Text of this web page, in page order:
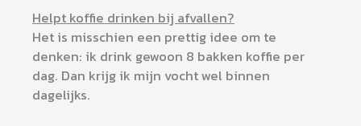
Helpt koffie drinken bij afvallen?
Het is misschien een prettig idee om te
denken: ik drink gewoon 8 bakken koffie per
dag. Dan krijg ik mijn vocht wel binnen
dagelijks.